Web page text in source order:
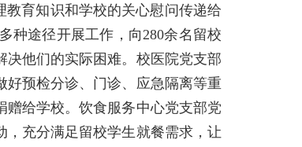
育知识和学校的关心慰问传递给
种途径开展工作，向280余名留校
他们的实际困难。校医院党支部
预检分诊、门诊、应急隔离等重
赠给学校。饮食服务中心党支部党
充分满足留校学生就餐需求，让